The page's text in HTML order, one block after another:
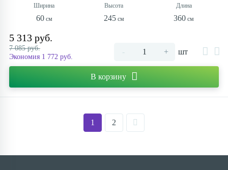
60 245 360
5 313 руб.
7 085 руб.
Экономия 1 772 руб.
- + шт
В корзину
1 2